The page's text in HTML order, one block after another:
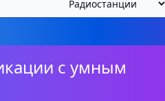
с умным